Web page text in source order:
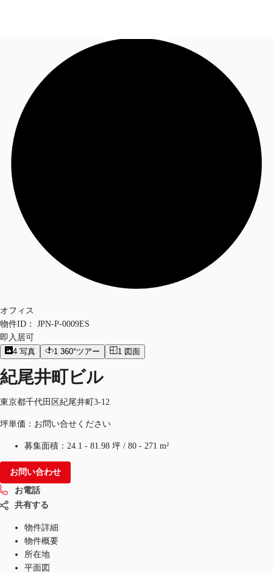
オフィス・事務所
倉庫・物流センター
お電話
オフィス
物件ID：
JPN-P-0009ES
即入居可
4 写真 1 360°ツアー 1 図面
紀尾井町ビル
東京都千代田区紀尾井町3-12
坪単価：お問い合せください
募集面積： 24.1 - 81.98 坪 / 80 - 271 m²
お問い合わせ
お電話
共有する
物件詳細
物件概要
所在地
平面図